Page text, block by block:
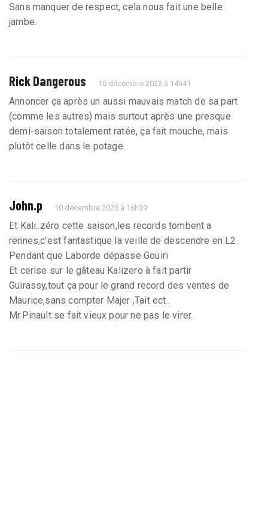
Sans manquer de respect, cela nous fait une belle
jambe.
Rick Dangerous 10 décembre 2023 à 14h41
Annoncer ça après un aussi mauvais match de sa part
(comme les autres) mais surtout après une presque
demi-saison totalement ratée, ça fait mouche, mais
plutôt celle dans le potage.
John.p 10 décembre 2023 à 16h39
Et Kali..zéro cette saison,les records tombent a
rennes,c’est fantastique la veille de descendre en L2.
Pendant que Laborde dépasse Gouiri
Et cerise sur le gâteau Kalizero à fait partir
Guirassy,tout ça pour le grand record des ventes de
Maurice,sans compter Majer ,Tait ect..
Mr.Pinault se fait vieux pour ne pas le virer.